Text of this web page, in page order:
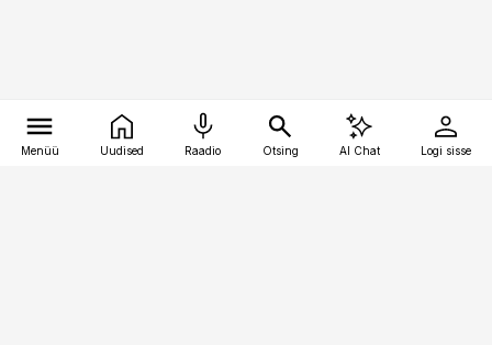
Menüü Uudised Raadio Otsing AI Chat Logi sisse